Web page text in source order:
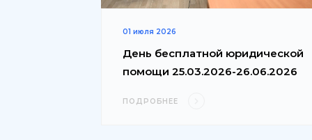
01 июля 2026
День бесплатной юридической
помощи 25.03.2026-26.06.2026
ПОДРОБНЕЕ